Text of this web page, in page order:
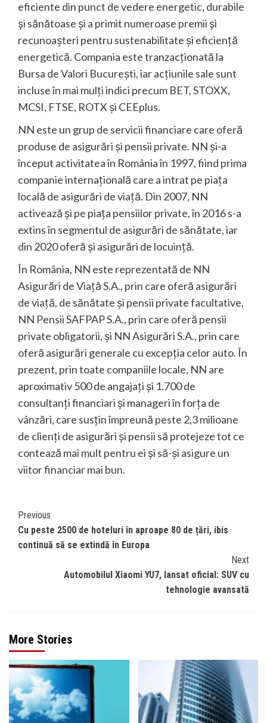
eficiente din punct de vedere energetic, durabile
și sănătoase și a primit numeroase premii și
recunoașteri pentru sustenabilitate și eficiență
energetică. Compania este tranzacționată la
Bursa de Valori București, iar acțiunile sale sunt
incluse în mai mulți indici precum BET, STOXX,
MCSI, FTSE, ROTX și CEEplus.
NN este un grup de servicii financiare care oferă
produse de asigurări și pensii private. NN și-a
început activitatea în România în 1997, fiind prima
companie internațională care a intrat pe piața
locală de asigurări de viață. Din 2007, NN
activează și pe piața pensiilor private, în 2016 s-a
extins în segmentul de asigurări de sănătate, iar
din 2020 oferă și asigurări de locuință.
În România, NN este reprezentată de NN
Asigurări de Viață S.A., prin care oferă asigurări
de viață, de sănătate și pensii private facultative,
NN Pensii SAFPAP S.A., prin care oferă pensii
private obligatorii, și NN Asigurări S.A., prin care
oferă asigurări generale cu excepția celor auto. În
prezent, prin toate companiile locale, NN are
aproximativ 500 de angajați și 1.700 de
consultanți financiari și manageri în forța de
vânzări, care susțin împreună peste 2,3 milioane
de clienți de asigurări și pensii să protejeze tot ce
contează mai mult pentru ei și să-și asigure un
viitor financiar mai bun.
Continue
Reading
Previous
Cu peste 2500 de hoteluri în aproape 80 de țări, ibis
continuă să se extindă în Europa
Next
Automobilul Xiaomi YU7, lansat oficial: SUV cu
tehnologie avansată
More Stories